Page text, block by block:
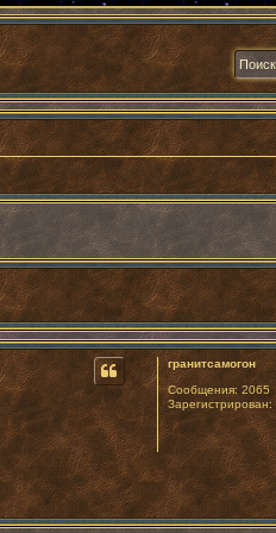
гранитсамогон
Сообщения: 2065
Зарегистрирован: